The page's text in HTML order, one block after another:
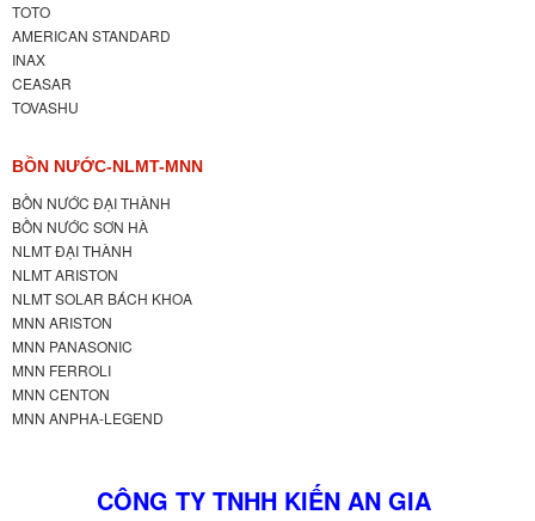
TOTO
AMERICAN STANDARD
INAX
CEASAR
TOVASHU
BỒN NƯỚC-NLMT-MNN
BỒN NƯỚC ĐẠI THÀNH
BỒN NƯỚC SƠN HÀ
NLMT ĐẠI THÀNH
NLMT ARISTON
NLMT SOLAR BÁCH KHOA
MNN ARISTON
MNN PANASONIC
MNN FERROLI
MNN CENTON
MNN ANPHA-LEGEND
CÔNG TY TNHH KIẾN AN GIA